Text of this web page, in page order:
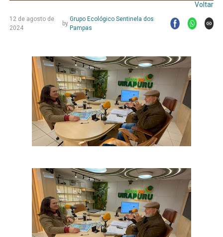
Voltar
12 de agosto de
2024
by
Grupo Ecológico Sentinela dos
Pampas